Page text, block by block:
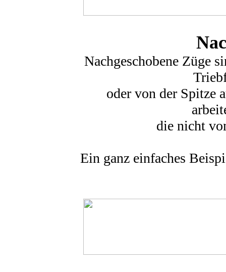
Nachgeschobene Züge
oder von der Spitze
die nicht
Ein ganz einfaches